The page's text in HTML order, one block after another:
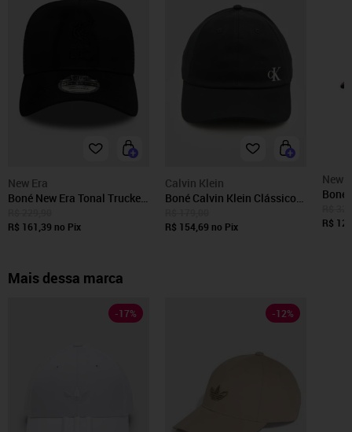
New Era
Boné New Era Tonal Trucker
R$ 161,39 no Pix
Calvin Klein
Boné Calvin Klein Clássico
R$ 154,69 no Pix
New
Boné
NBA
R$
Mais dessa marca
-17% -12%